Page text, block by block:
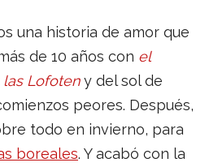
una historia de amor que
de 10 años con el
Lofoteny del sol de
peores. Después,
todo en invierno, para
boreales. Y acabó con la